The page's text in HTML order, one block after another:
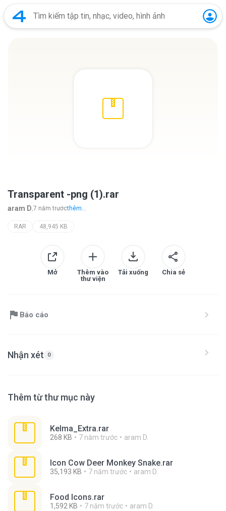
Transparent -png (1).rar
aram D.7 năm trướcthêm...
RAR 48,945 KB
Mở
Thêm vào
thư viện
Tải xuống Chia sẻ
Báo cáo
Nhận xét 0
Thêm từ thư mục này
Kelma_Extra.rar
268 KB 7 năm trước aram D.
Icon Cow Deer Monkey Snake.rar
35,193 KB 7 năm trước aram D.
Food Icons.rar
1,592 KB 7 năm trước aram D.